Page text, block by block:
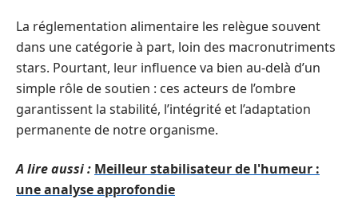
La réglementation alimentaire les relègue souvent
dans une catégorie à part, loin des macronutriments
stars. Pourtant, leur influence va bien au-delà d’un
simple rôle de soutien : ces acteurs de l’ombre
garantissent la stabilité, l’intégrité et l’adaptation
permanente de notre organisme.
A lire aussi : Meilleur stabilisateur de l'humeur :
une analyse approfondie